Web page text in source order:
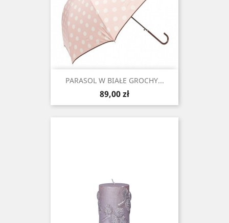
PARASOL W BIAŁE GROCHY...
Cena
89,00 zł